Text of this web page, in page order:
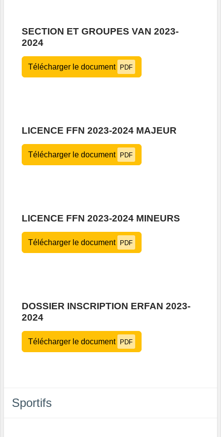
SECTION ET GROUPES VAN 2023-
2024
Télécharger le document PDF
LICENCE FFN 2023-2024 MAJEUR
Télécharger le document PDF
LICENCE FFN 2023-2024 MINEURS
Télécharger le document PDF
DOSSIER INSCRIPTION ERFAN 2023-
2024
Télécharger le document PDF
Sportifs